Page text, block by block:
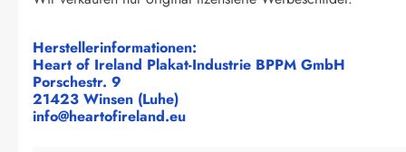
Herstellerinformationen:
Heart of Ireland Plakat-Industrie BPPM GmbH
Porschestr. 9
21423 Winsen (Luhe)
info@heartofireland.eu